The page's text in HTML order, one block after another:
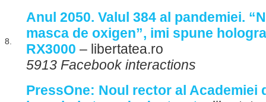
8.
Anul 2050. Valul 384 al pandemiei.
masca de oxigen”, imi spune
RX3000 – libertatea.ro
5913 Facebook interactions
PressOne: Noul rector al Academiei